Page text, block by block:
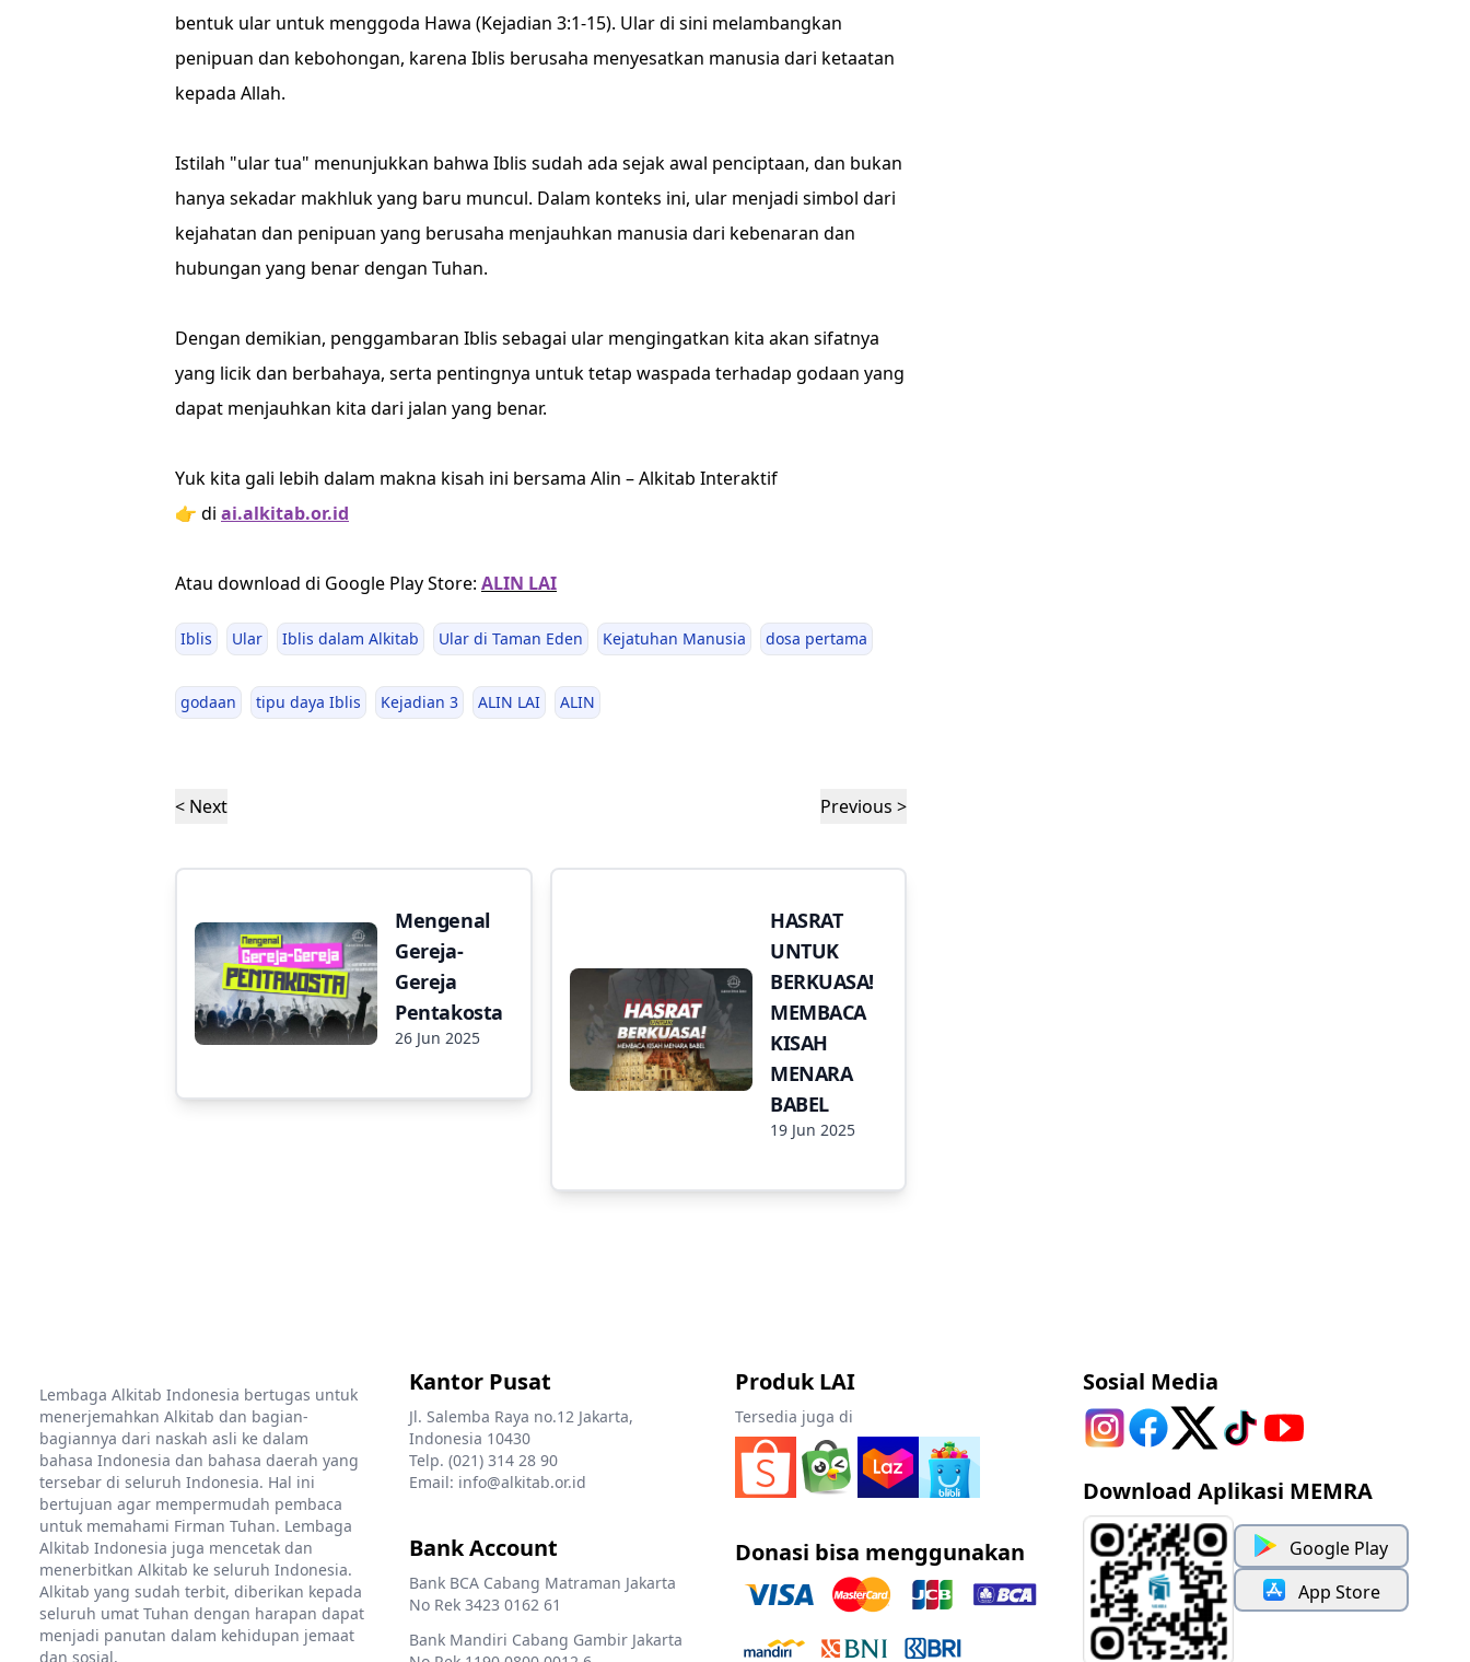
bentuk ular untuk menggoda Hawa (Kejadian 3:1-15). Ular di sini melambangkan
penipuan dan kebohongan, karena Iblis berusaha menyesatkan manusia dari ketaatan
kepada Allah.
Istilah "ular tua" menunjukkan bahwa Iblis sudah ada sejak awal penciptaan, dan bukan
hanya sekadar makhluk yang baru muncul. Dalam konteks ini, ular menjadi simbol dari
kejahatan dan penipuan yang berusaha menjauhkan manusia dari kebenaran dan
hubungan yang benar dengan Tuhan.
Dengan demikian, penggambaran Iblis sebagai ular mengingatkan kita akan sifatnya
yang licik dan berbahaya, serta pentingnya untuk tetap waspada terhadap godaan yang
dapat menjauhkan kita dari jalan yang benar.
Yuk kita gali lebih dalam makna kisah ini bersama Alin – Alkitab Interaktif
👉 di ai.alkitab.or.id
Atau download di Google Play Store: ALIN LAI
Iblis Ular Iblis dalam Alkitab Ular di Taman Eden Kejatuhan Manusia dosa pertama
godaan tipu daya Iblis Kejadian 3 ALIN LAI ALIN
< Next Previous >
Mengenal
Gereja-
Gereja
Pentakosta
26 Jun 2025
HASRAT
UNTUK
BERKUASA!
MEMBACA
KISAH
MENARA
BABEL
19 Jun 2025
Lembaga Alkitab Indonesia bertugas untuk
menerjemahkan Alkitab dan bagian-
bagiannya dari naskah asli ke dalam
bahasa Indonesia dan bahasa daerah yang
tersebar di seluruh Indonesia. Hal ini
bertujuan agar mempermudah pembaca
untuk memahami Firman Tuhan. Lembaga
Alkitab Indonesia juga mencetak dan
menerbitkan Alkitab ke seluruh Indonesia.
Alkitab yang sudah terbit, diberikan kepada
seluruh umat Tuhan dengan harapan dapat
menjadi panutan dalam kehidupan jemaat
dan sosial.
Kantor Pusat
Jl. Salemba Raya no.12 Jakarta,
Indonesia 10430
Telp. (021) 314 28 90
Email: info@alkitab.or.id
Bank Account
Bank BCA Cabang Matraman Jakarta
No Rek 3423 0162 61
Bank Mandiri Cabang Gambir Jakarta
Produk LAI
Tersedia juga di
Donasi bisa menggunakan
Sosial Media
Download Aplikasi MEMRA
Google Play
App Store